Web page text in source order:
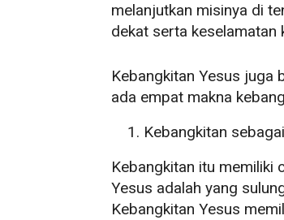
melanjutkan misinya di
dekat serta keselamatan
Kebangkitan Yesus juga
ada empat makna
Kebangkitan
Kebangkitan itu memiliki
Yesus adalah yang
Kebangkitan Yesus